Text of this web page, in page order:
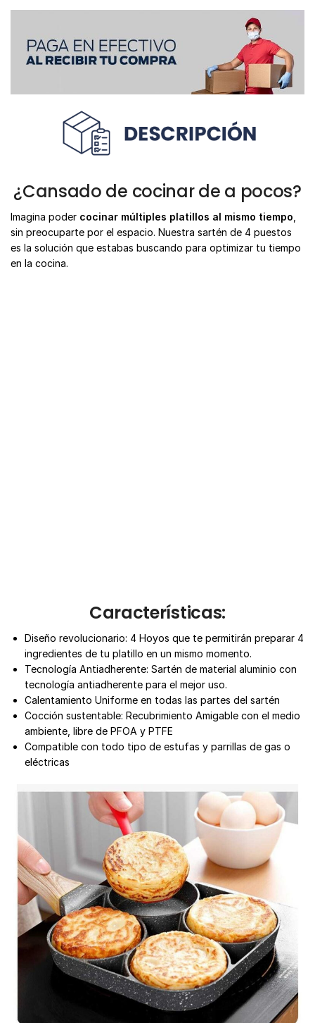
¿Cansado de cocinar de a pocos?
Imagina poder cocinar múltiples platillos al mismo tiempo
sin preocuparte por el espacio. Nuestra sartén de 4 puestos
es la solución que estabas buscando para optimizar tu tiempo
en la cocina.
Características:
Diseño revolucionario: 4 Hoyos que te permitirán preparar 4
ingredientes de tu platillo en un mismo momento.
Tecnología Antiadherente: Sartén de material aluminio con
tecnología antiadherente para el mejor uso.
Calentamiento Uniforme en todas las partes del sartén
Cocción sustentable: Recubrimiento Amigable con el medio
ambiente, libre de PFOA y PTFE
Compatible con todo tipo de estufas y parrillas de gas o
eléctricas